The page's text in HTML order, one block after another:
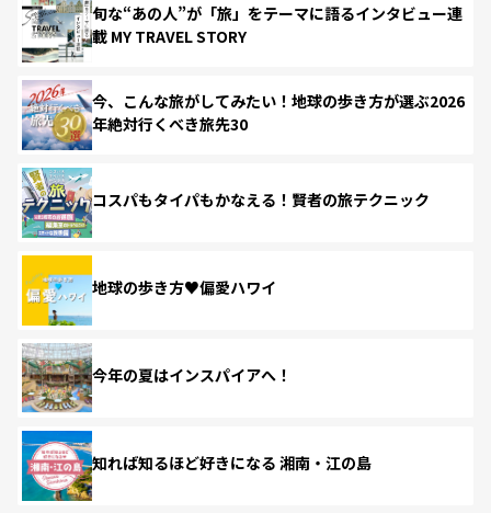
旬な“あの人”が「旅」をテーマに語るインタビュー連
載 MY TRAVEL STORY
今、こんな旅がしてみたい！地球の歩き方が選ぶ2026
年絶対行くべき旅先30
コスパもタイパもかなえる！賢者の旅テクニック
地球の歩き方♥偏愛ハワイ
今年の夏はインスパイアへ！
知れば知るほど好きになる 湘南・江の島